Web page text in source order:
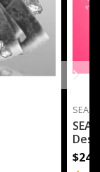
SEA
SEA